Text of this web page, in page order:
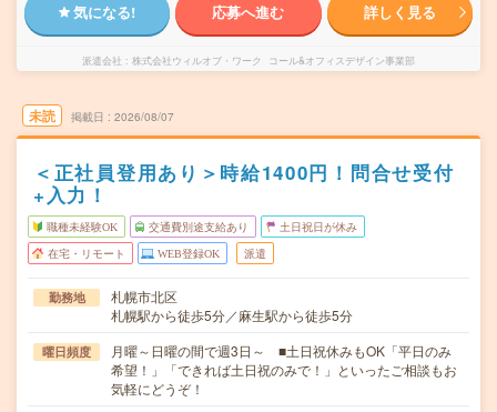
気になる! 応募へ進む 詳しく見る
派遣会社 株式会社ウィルオブ・ワーク コール&オフィスデザイン事業部
未読 掲載日 2026/08/07
＜正社員登用あり＞時給1400円！問合せ受付
+入力！
職種未経験OK 交通費別途支給あり 土日祝日が休み
在宅・リモート WEB登録OK 派遣
勤務地
札幌市北区
札幌駅から徒歩5分／麻生駅から徒歩5分
曜日頻度
月曜～日曜の間で週3日～ ■土日祝休みもOK「平日のみ
希望！」「できれば土日祝のみで！」といったご相談もお
気軽にどうぞ！